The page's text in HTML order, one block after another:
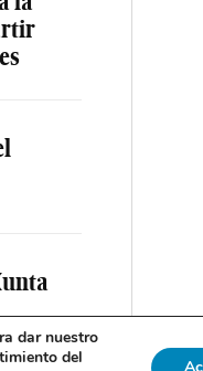
dar nuestro
del